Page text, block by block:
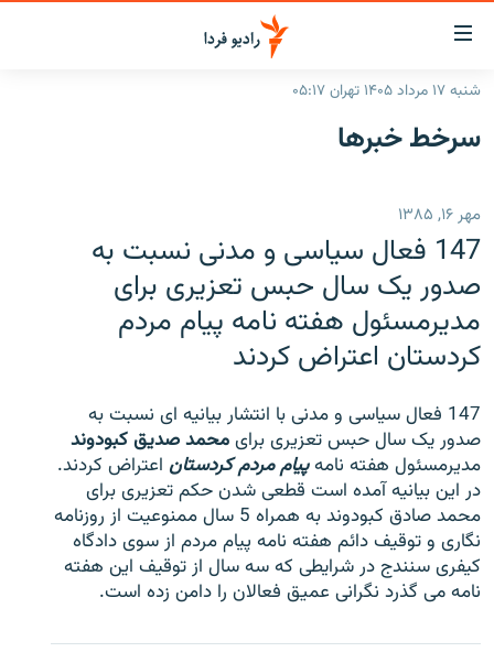
لینک‌های
قابلیت
دسترسی
بازگشت
اصلی
رفتن
صفحه
جستجو
ایران
رادیو
انتخاب کنید و بشنوید
برنامه‌های رادیویی
فرکانس‌ها
پادکست
چندرسانه‌ای
گزارش‌های تصویری
زنان فردا
English
به ما بپیوندید
شنبه ۱۷ مرداد ۱۴۰۵ تهران ۰۵:۱۷
سرخط‌ خبرها
مهر ۱۶, ۱۳۸۵
147 فعال سیاسی و مدنی نسبت به
صدور یک سال حبس تعزیری برای
مدیرمسئول هفته نامه پیام مردم
کردستان اعتراض کردند
147 فعال سیاسی و مدنی با انتشار بیانیه ای نسبت به
صدور یک سال حبس تعزیری برایمحمد صدیق کبودوند
مدیرمسئول هفته نامهپیام مردم کردستان اعتراض کردند.
در این بیانیه آمده است قطعی شدن حکم تعزیری برای
محمد صادق کبودوند به همراه 5 سال ممنوعیت از روزنامه
نگاری و توقیف دائم هفته نامه پیام مردم از سوی دادگاه
کیفری سنندج در شرایطی که سه سال از توقیف این هفته
نامه می گذرد نگرانی عمیق فعالان را دامن زده است.